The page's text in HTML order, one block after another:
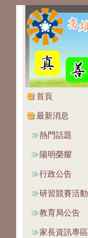
:::
首頁
最新消息
熱門話題
陽明榮耀
行政公告
研習競賽活動
教育局公告
家長資訊專區